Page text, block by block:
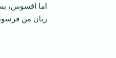
اما افسوس،
زبان من